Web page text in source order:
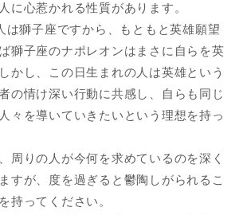
に心惹かれる性質があります。
は獅子座ですから、もともと英雄願望
獅子座のナポレオンはまさに自らを英
かし、この日生まれの人は英雄という
の情け深い行動に共感し、自らも同じ
々を導いていきたいという理想を持っ
周りの人が今何を求めているのを深く
すが、度を過ぎると鬱陶しがられるこ
持ってください。